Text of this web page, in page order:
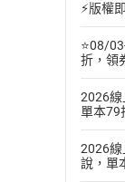
⚡版權
⭐08/
折，領
2026線
單本79
2026線
說，單